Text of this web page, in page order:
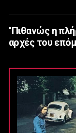
''Πιθανώς η
αρχές του